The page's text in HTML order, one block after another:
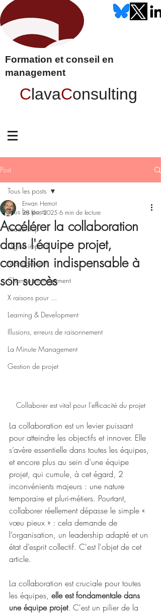
Formation et conseil en
management
ClavaConsulting
Post
Tous les posts
Leadership
Digital impact
Management
Change management
X raisons pour ...
Learning & Development
Illusions, erreurs de raisonnement
La Minute Management
Gestion de projet
Tous les posts
Accélérer la collaboration
dans l'équipe projet,
condition indispensable à
son succès
Erwan Hernot
28 févr. 2025 6 min de lecture
Collaborer est vital pour l'efficacité du projet
La collaboration est un levier puissant
pour atteindre les objectifs et innover. Elle
s’avère essentielle dans toutes les équipes,
et encore plus au sein d’une équipe
projet, qui cumule, à cet égard, 2
inconvénients majeurs : une nature
temporaire et pluri-métiers. Pourtant,
collaborer réellement dépasse le simple «
vœu pieux » : cela demande de
l’organisation, un leadership adapté et un
état d’esprit collectif. C'est l'objet de cet
article.
La collaboration est cruciale pour toutes
les équipes, elle est fondamentale dans
une équipe projet. C'est un pilier de la